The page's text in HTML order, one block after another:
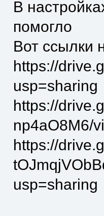
В
помогло
Вот ссылки
https://
usp=sharing
https://
np4aO8M6/
https://
usp=sharing